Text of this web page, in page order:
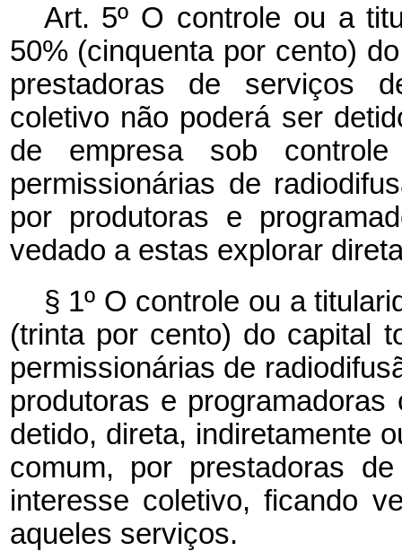
Art. 5º O controle ou a
50% (cinquenta por cento)
prestadoras de serviços
coletivo não poderá ser
de empresa sob
permissionárias de
por produtoras e
vedado a estas explorar
§ 1º O controle ou a
(trinta por cento) do capital
permissionárias de
produtoras e
detido, direta, indiretamente
comum, por prestadoras
interesse coletivo, ficando
aqueles serviços.